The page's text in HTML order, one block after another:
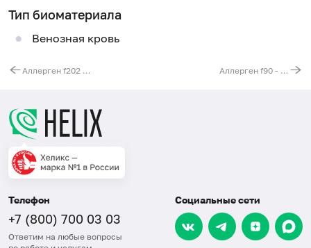
Тип биоматериала
Венозная кровь
Аллерген f202 - орех кешью, IgE Аллерген f90 - солод, IgE
Телефон
+7 (800) 700 03 03
Ответим на любые вопросы
Социальные сети